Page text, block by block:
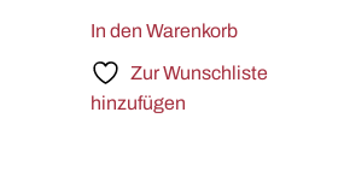
In den Warenkorb
Zur Wunschliste
hinzufügen